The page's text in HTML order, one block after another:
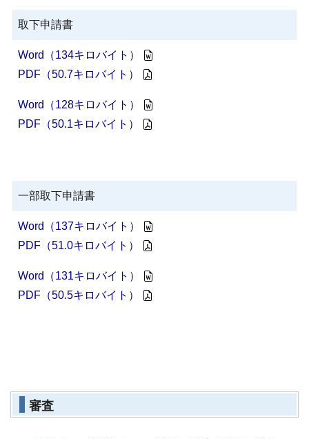
取下申請書
Word（134キロバイト）
PDF（50.7キロバイト）
Word（128キロバイト）
PDF（50.1キロバイト）
一部取下申請書
Word（137キロバイト）
PDF（51.0キロバイト）
Word（131キロバイト）
PDF（50.5キロバイト）
審査